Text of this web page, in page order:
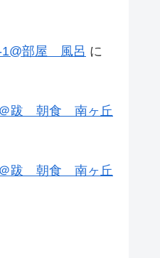
部屋 風呂 に
跋 朝食 南ヶ丘
跋 朝食 南ヶ丘